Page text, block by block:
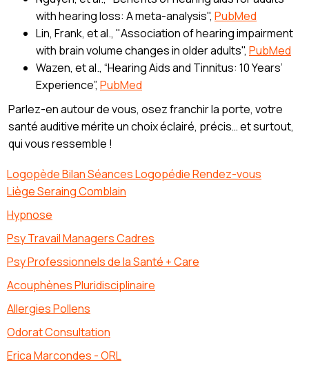
with hearing loss: A meta-analysis", PubMed
Lin, Frank, et al., "Association of hearing impairment
with brain volume changes in older adults", PubMed
Wazen, et al., “Hearing Aids and Tinnitus: 10 Years’
Experience”, PubMed
Parlez-en autour de vous, osez franchir la porte, votre
santé auditive mérite un choix éclairé, précis… et surtout,
qui vous ressemble !
Logopède Bilan Séances Logopédie Rendez-vous
Liège Seraing Comblain
Hypnose
Psy Travail Managers Cadres
Psy Professionnels de la Santé + Care
Acouphènes Pluridisciplinaire
Allergies Pollens
Odorat Consultation
Erica Marcondes - ORL